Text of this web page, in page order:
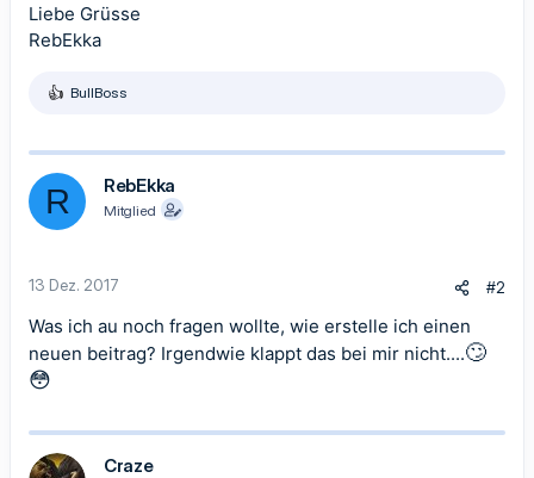
Liebe Grüsse
RebEkka
R
k
t
i
o
n
BullBoss
R RebEkka
Mitglied
13 Dez. 2017 #2
Was ich au noch fragen wollte, wie erstelle ich einen
neuen beitrag? Irgendwie klappt das bei mir nicht....🙄
😳
Craze